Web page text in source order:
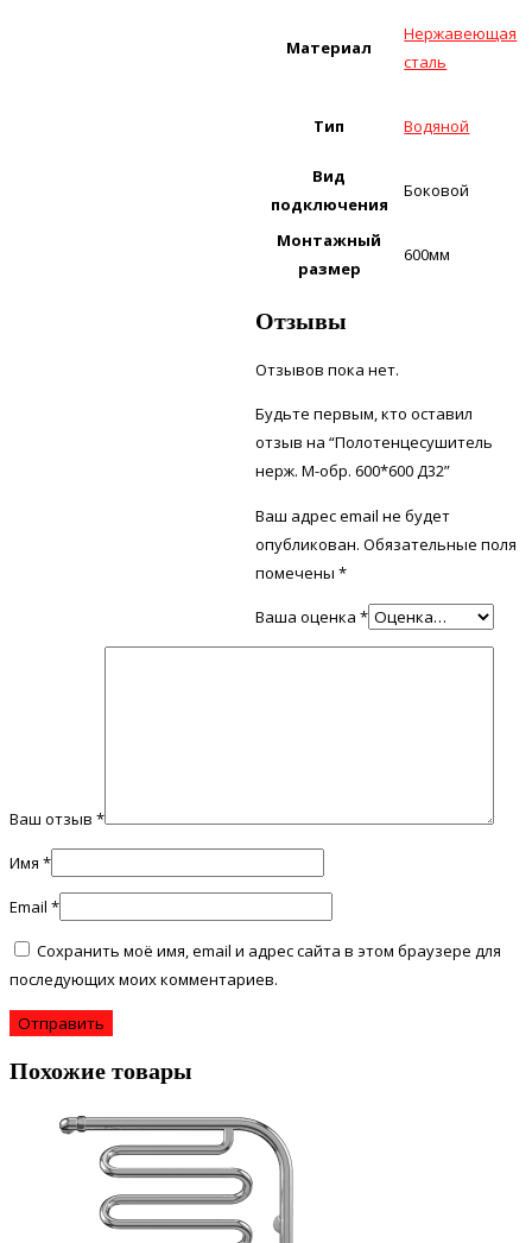
Материал
Нержавеющая
сталь
Тип Водяной
Вид
подключения
Боковой
Монтажный
размер
600мм
Отзывы
Отзывов пока нет.
Будьте первым, кто оставил
отзыв на “Полотенцесушитель
нерж. М-обр. 600*600 Д32”
Ваш адрес email не будет
опубликован. Обязательные поля
помечены*
Ваша оценка*
Ваш отзыв *
Имя *
Email *
Сохранить моё имя, email и адрес сайта в этом браузере для
последующих моих комментариев.
Похожие товары